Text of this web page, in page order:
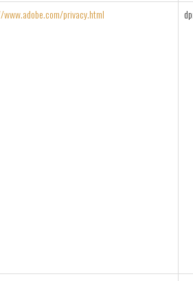
privacy.html